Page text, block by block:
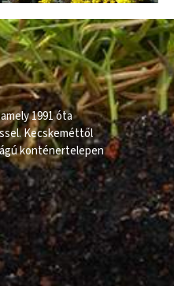
1991 óta
Kecskeméttől
konténertelepen